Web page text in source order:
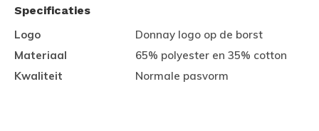
Specificaties
Logo
Donnay logo op de borst
Materiaal
65% polyester en 35% cotton
Kwaliteit
Normale pasvorm